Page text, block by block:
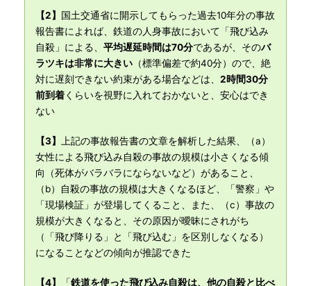
【2】 国土交通省に開示してもらった過去10年分の事故
報告書によれば、鉄道の人身事故において「飛び込み
自殺」による、 平均遅延時間は70分であるが、そのバ
ラツキは非常に大きい （標準偏差で約40分）ので、絶
対に遅刻できない約束がある場合などは、 2時間30分
前到着くらいを視野に入れておかないと、安心はでき
ない
【3】
上記の事故報告書の文章を解析した結果、（a）
女性による飛び込み自殺の事故の規模は小さくなる傾
向（死体がバラバラにならないなど）があること、
（b）自殺の事故の規模は大きくなるほど、「警察」や
「現場検証」が登場してくること、また、（c）事故の
規模が大きくなると、その原因が曖昧にされがち
（「飛び降りる」と「飛び込む」を区別しなくなる）
になることなどの傾向が推認できた
【4】 「鉄道を使った飛び込み自殺は、他の自殺と比べ